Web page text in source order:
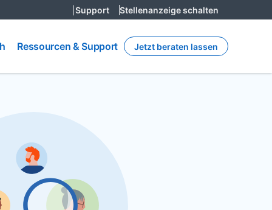
Support Stellenanzeige schalten
Ressourcen
& Support
Ressourcen & Support Jetzt beraten lassen